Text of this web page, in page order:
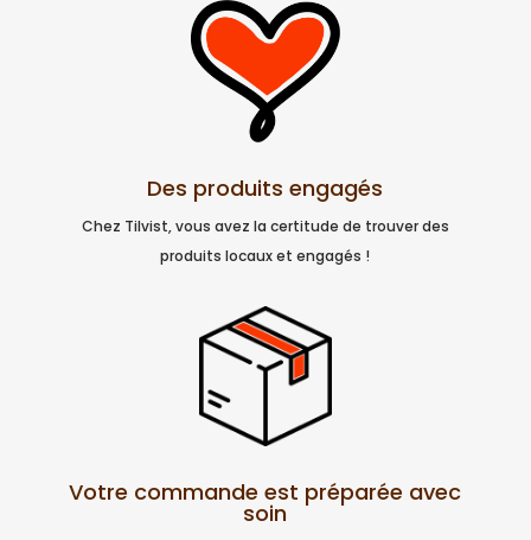
Des produits engagés
Chez Tilvist, vous avez la certitude de trouver des
produits locaux et engagés !
Votre commande est préparée avec
soin